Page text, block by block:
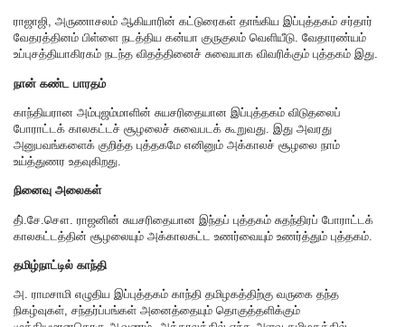
ராஜாஜி, அருணாசலம் ஆகியாரின் கட்டுரைகள் தாங்கிய இப்புத்தகம் சர்தார்
வேதரத்தினம் பிள்ளை நடத்திய கன்யா குருகுலம் வெளியீடு. வேதாரண்யம்
உப்புசத்தியாகிரகம் நடந்த விதத்தினைச் சுவையாக விவரிக்கும் புத்தகம் இது.
நான் கண்ட பாரதம்
காந்தியரான அம்புஜம்மாளின் சுயசரிதையான இப்புத்தகம் விடுதலைப்
போராட்டக் காலகட்டச் சூழலைச் சுவைபடக் கூறுவது. இது அவரது
அனுபவங்களைக் குறித்த புத்தகமே எனினும் அக்காலச் சூழலை நாம்
உய்த்துணர உதவுகிறது.
நினைவு அலைகள்
தி்.சே.சௌ. ராஜனின் சுயசரிதையான இந்தப் புத்தகம் சுதந்திரப் போராட்டக்
காலகட்டத்தின் சூழலையும் அக்காலகட்ட உணர்வையும் உணர்த்தும் புத்தகம்.
தமிழ்நாட்டில் காந்தி
அ. ராமசாமி எழுதிய இப்புத்தகம் காந்தி தமிழகத்திற்கு வருகை தந்த
நிகழ்வுகள், சந்தர்ப்பங்கள் அனைத்தையும் தொகுத்தளிக்கும்